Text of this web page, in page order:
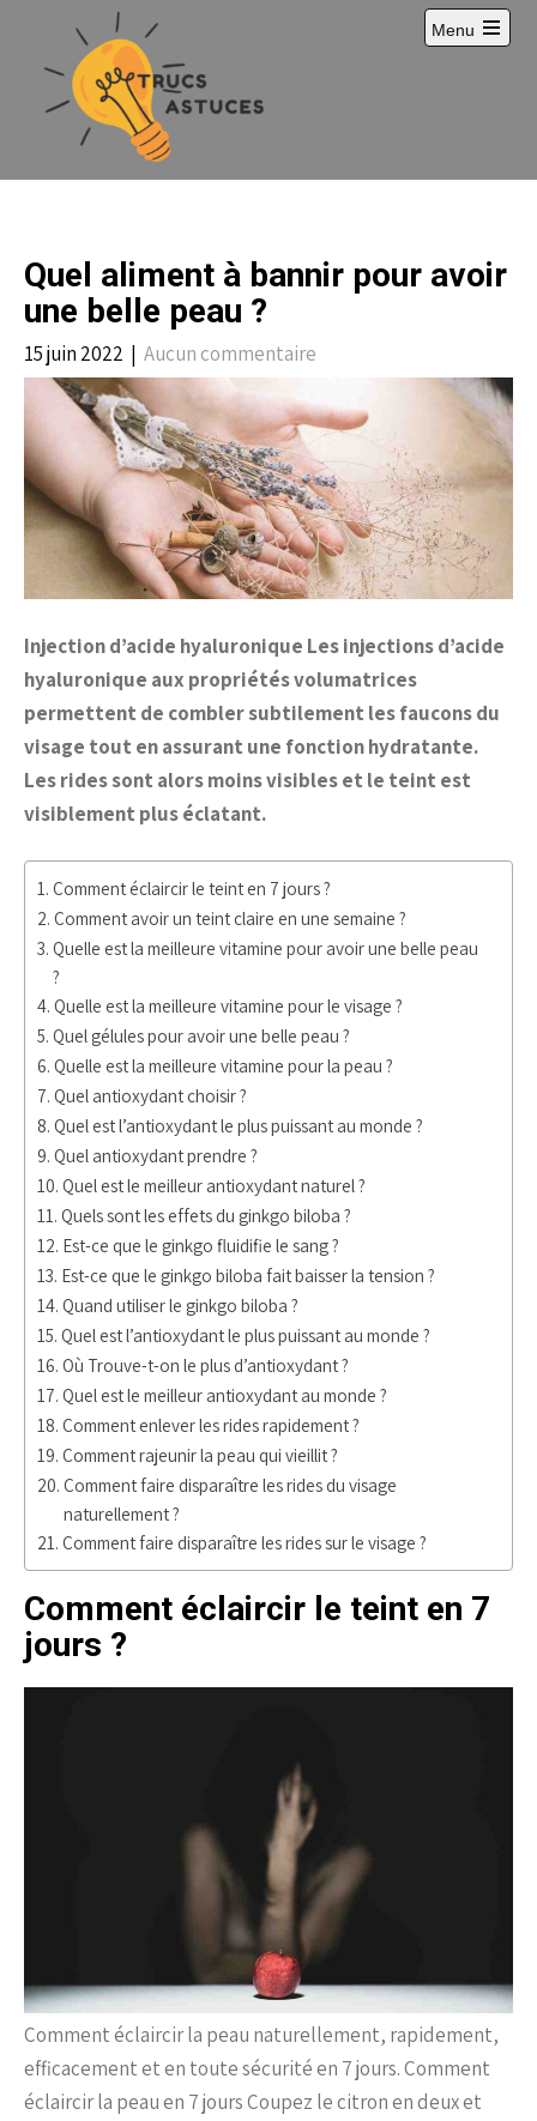
o
Menu
Quel aliment à bannir pour avoir
une belle peau ?
15 juin 2022 | Aucun commentaire
Injection d’acide hyaluronique Les injections d’acide
hyaluronique aux propriétés volumatrices
permettent de combler subtilement les faucons du
visage tout en assurant une fonction hydratante.
Les rides sont alors moins visibles et le teint est
visiblement plus éclatant.
Comment éclaircir le teint en 7 jours ?
Comment avoir un teint claire en une semaine ?
Quelle est la meilleure vitamine pour avoir une belle peau
?
Quelle est la meilleure vitamine pour le visage ?
Quel gélules pour avoir une belle peau ?
Quelle est la meilleure vitamine pour la peau ?
Quel antioxydant choisir ?
Quel est l’antioxydant le plus puissant au monde ?
Quel antioxydant prendre ?
Quel est le meilleur antioxydant naturel ?
Quels sont les effets du ginkgo biloba ?
Est-ce que le ginkgo fluidifie le sang ?
Est-ce que le ginkgo biloba fait baisser la tension ?
Quand utiliser le ginkgo biloba ?
Quel est l’antioxydant le plus puissant au monde ?
Où Trouve-t-on le plus d’antioxydant ?
Quel est le meilleur antioxydant au monde ?
Comment enlever les rides rapidement ?
Comment rajeunir la peau qui vieillit ?
Comment faire disparaître les rides du visage
naturellement ?
Comment faire disparaître les rides sur le visage ?
Comment éclaircir le teint en 7
jours ?
Comment éclaircir la peau naturellement, rapidement,
efficacement et en toute sécurité en 7 jours. Comment
éclaircir la peau en 7 jours Coupez le citron en deux et